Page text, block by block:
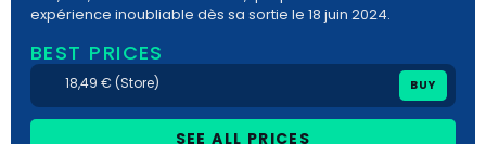
expérience inoubliable dès sa sortie le 18 juin 2024.
BEST PRICES
18,49 € (Store) BUY
SEE ALL PRICES